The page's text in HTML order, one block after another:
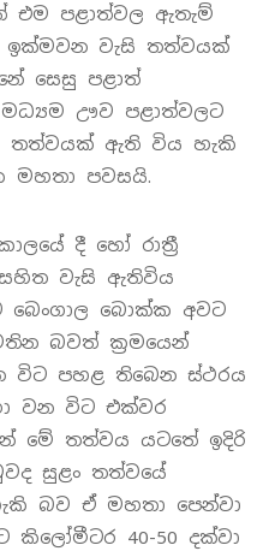
එම පළාත්වල ඇතැම්
ඉක්මවන වැසි තත්වයක්
සෙසු පළාත්
ඌව පළාත්වලට
තත්වයක් ඇති විය හැකි
පවසයි.
දී හෝ රාත්‍රී
වැසි ඇතිවිය
බෙංගාල බොක්ක අවට
බවත් ක්‍රමයෙන්
විට පහළ තිබෙන ස්ථරය
වන විට එක්වර
මේ තත්වය යටතේ ඉදිරි
සුළං තත්වයේ
බව ඒ මහතා පෙන්වා
කිලෝමීටර 40-50 දක්වා